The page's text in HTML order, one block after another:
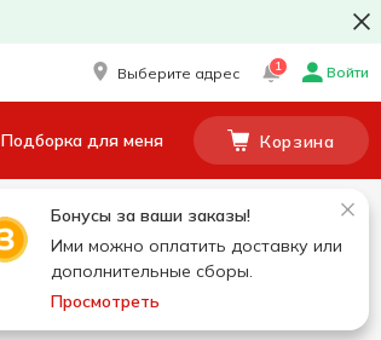
Выберите адрес 1 Войти
Подборка для меня Корзина
Бонусы за ваши заказы!
Ими можно оплатить доставку или
дополнительные сборы.
Просмотреть